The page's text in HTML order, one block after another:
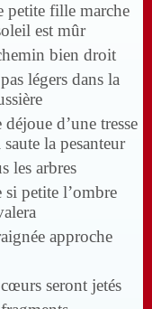
petite fille marche
est mûr
bien droit
légers dans la
déjoue d’une tresse
la pesanteur
les arbres
si petite l’ombre
approche
seront jetés